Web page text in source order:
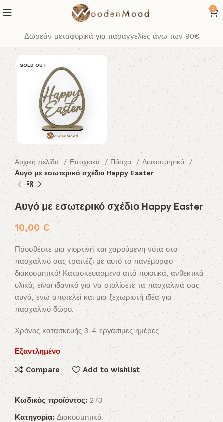
0
Δωρεάν μεταφορικά για παραγγελίες άνω των 90€
SOLD OUT
Αρχική σελίδα Εποχιακά Πάσχα
Διακοσμητικά
Αυγό με εσωτερικό σχέδιο Happy Easter
Αυγό με εσωτερικό σχέδιο Happy Easter
10,00 €
Προσθέστε μια γιορτινή και χαρούμενη νότα στο
πασχαλινό σας τραπέζι με αυτό το πανέμορφο
διακοσμητικό! Κατασκευασμένο από ποιοτικά, ανθεκτικά
υλικά, είναι ιδανικό για να στολίσετε τα πασχαλινά σας
αυγά, ενώ αποτελεί και μια ξεχωριστή ιδέα για
πασχαλινό δώρο.
Χρόνος κατασκευής 3-4 εργάσιμες ημέρες
Εξαντλημένο
Compare Add to wishlist
Κωδικός προϊόντος: 273
Κατηγορία: Διακοσμητικά